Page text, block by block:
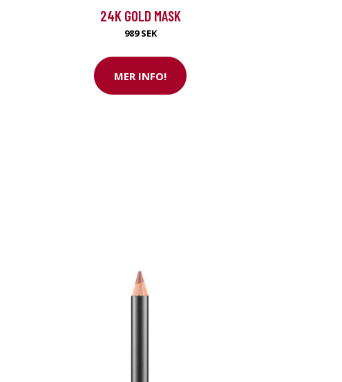
24K GOLD MASK
989 SEK
MER INFO!